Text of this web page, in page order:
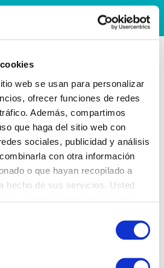
web se usan para personalizar
ofrecer funciones de redes
Además, compartimos
que haga del sitio web con
sociales, publicidad y análisis
con otra información
o que hayan recopilado a
hecho de sus servicios. Usted